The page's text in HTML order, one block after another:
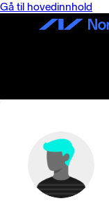
Gå til hovedinnhold